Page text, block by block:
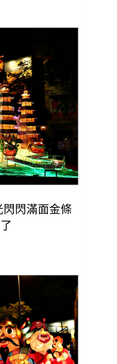
閃滿面金條